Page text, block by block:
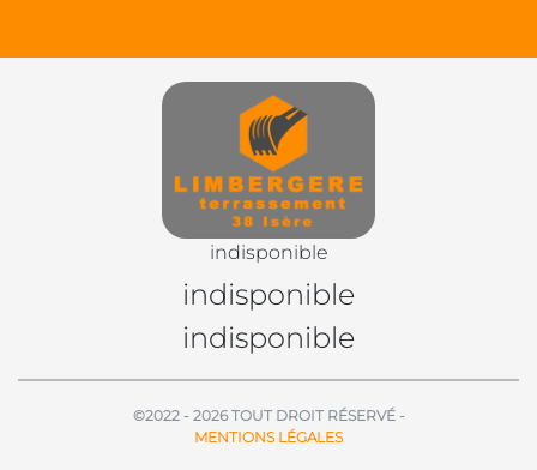
indisponible
indisponible
indisponible
©2022 - 2026 TOUT DROIT RÉSERVÉ -
MENTIONS LÉGALES